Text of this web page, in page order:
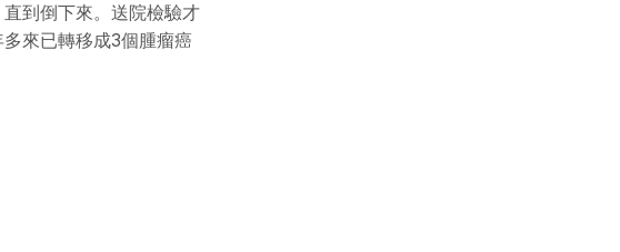
到倒下來。送院檢驗才
來已轉移成3個腫瘤癌